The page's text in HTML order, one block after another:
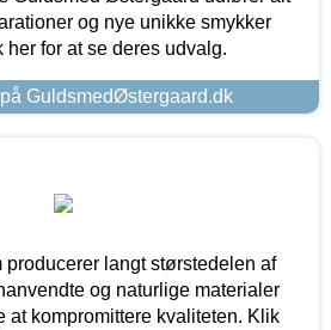
og nye unikke smykker
for at se deres udvalg.
GuldsmedØstergaard.dk
producerer langt størstedelen af
og naturlige materialer
at kompromittere kvaliteten. Klik